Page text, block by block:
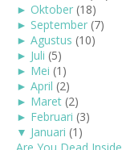
► Oktober (18)
► September (7)
► Agustus (10)
► Juli (5)
► Mei (1)
► April (2)
► Maret (2)
► Februari (3)
▼ Januari (1)
Are You Dead Inside